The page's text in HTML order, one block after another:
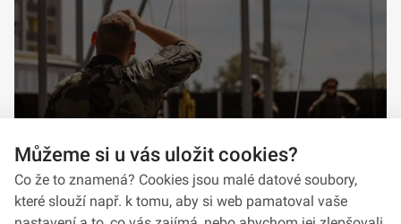
Můžeme si u vás uložit cookies?
Co že to znamená? Cookies jsou malé datové soubory,
které slouží např. k tomu, aby si web pamatoval vaše